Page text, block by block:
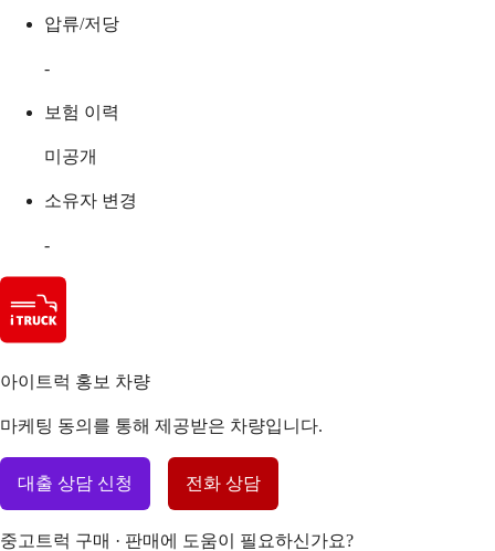
압류/저당
-
보험 이력
미공개
소유자 변경
-
아이트럭 홍보 차량
마케팅 동의를 통해 제공받은 차량입니다.
대출 상담 신청 전화 상담
중고트럭 구매 · 판매에 도움이 필요하신가요?